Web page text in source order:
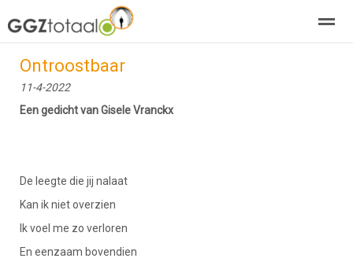
over GGZTotaal abonneren
Ontroostbaar
11-4-2022
Een gedicht van Gisele Vranckx
De leegte die jij nalaat
Kan ik niet overzien
Ik voel me zo verloren
En eenzaam bovendien